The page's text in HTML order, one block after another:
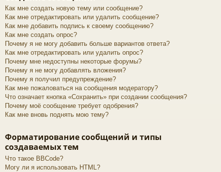
Как мне создать новую тему или сообщение?
Как мне отредактировать или удалить сообщение?
Как мне добавить подпись к своему сообщению?
Как мне создать опрос?
Почему я не могу добавить больше вариантов ответа?
Как мне отредактировать или удалить опрос?
Почему мне недоступны некоторые форумы?
Почему я не могу добавлять вложения?
Почему я получил предупреждение?
Как мне пожаловаться на сообщения модератору?
Что означает кнопка «Сохранить» при создании сообщения?
Почему моё сообщение требует одобрения?
Как мне вновь поднять мою тему?
Форматирование сообщений и типы
создаваемых тем
Что такое BBCode?
Могу ли я использовать HTML?